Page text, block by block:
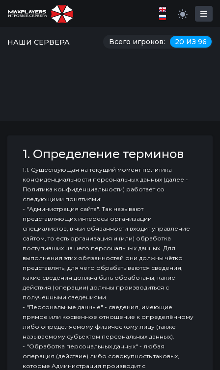
Всего игроков: 20 ИЗ 96
НАШИ СЕРВЕРА
1. Определение терминов
1.1. Существующая на текущий момент политика
конфиденциальности персональных данных (далее -
Политика конфиденциальности) работает со
следующими понятиями:
- "Администрация сайта". Так называют
представляющих интересы организации
специалистов, в чьи обязанности входит управление
сайтом, то есть организация и (или) обработка
поступивших на него персональных данных. Для
выполнения этих обязанностей они должны чётко
представлять, для чего обрабатываются сведения,
какие сведения должна быть обработаны, какие
действия (операции) должны производиться с
полученными сведениями.
- "Персональные данные" - сведения, имеющие
прямое или косвенное отношение к определённому
либо определяемому физическому лицу (также
называемому субъектом персональных данных).
- "Обработка персональных данных" - любая
операция (действие) либо совокупность таковых,
которые Администрация производит с